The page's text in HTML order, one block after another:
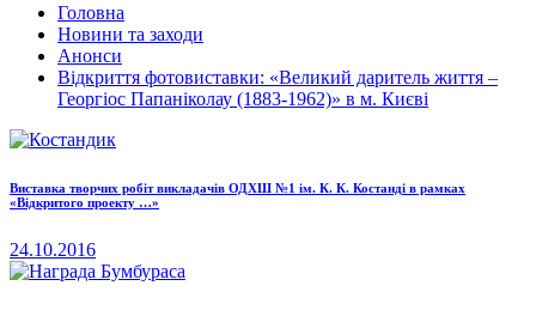
Головна
Новини та заходи
Анонси
Відкриття фотовиставки: «Великий даритель життя –
Георгіос Папаніколау (1883-1962)» в м. Києві
Виставка творчих робіт викладачів ОДХШ №1 ім. К. К. Костанді в рамках
«Відкритого проекту …»
24.10.2016